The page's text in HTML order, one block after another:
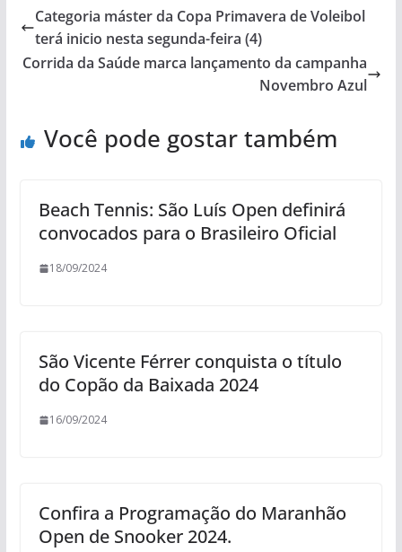
Categoria máster da Copa Primavera de Voleibol
terá inicio nesta segunda-feira (4)
Corrida da Saúde marca lançamento da campanha
Novembro Azul
Você pode gostar também
Beach Tennis: São Luís Open definirá
convocados para o Brasileiro Oficial
18/09/2024
São Vicente Férrer conquista o título
do Copão da Baixada 2024
16/09/2024
Confira a Programação do Maranhão
Open de Snooker 2024.